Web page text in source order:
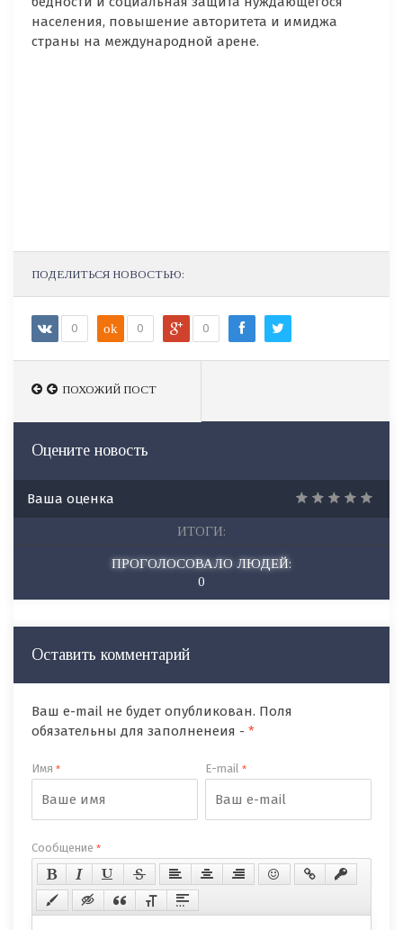
населения, повышение авторитета и имиджа
страны на международной арене.
ПОДЕЛИТЬСЯ НОВОСТЬЮ:
0 ok 0 0
ПОХОЖИЙ ПОСТ
ПОХОЖИЙ ПОСТ
Оцените новость
Ваша оценка
ИТОГИ:
ПРОГОЛОСОВАЛО ЛЮДЕЙ:
0
Оставить комментарий
Ваш e-mail не будет опубликован. Поля
обязательны для заполненеия - *
Имя * E-mail*
Сообщение *